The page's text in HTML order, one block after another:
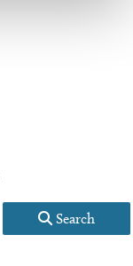
Search